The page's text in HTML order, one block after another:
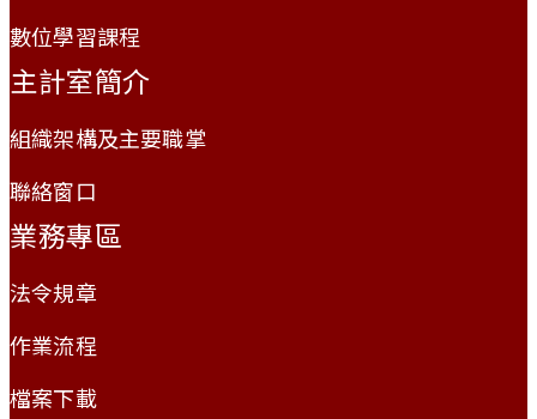
數位學習課程
主計室簡介
組織架構及主要職掌
聯絡窗口
業務專區
法令規章
作業流程
檔案下載